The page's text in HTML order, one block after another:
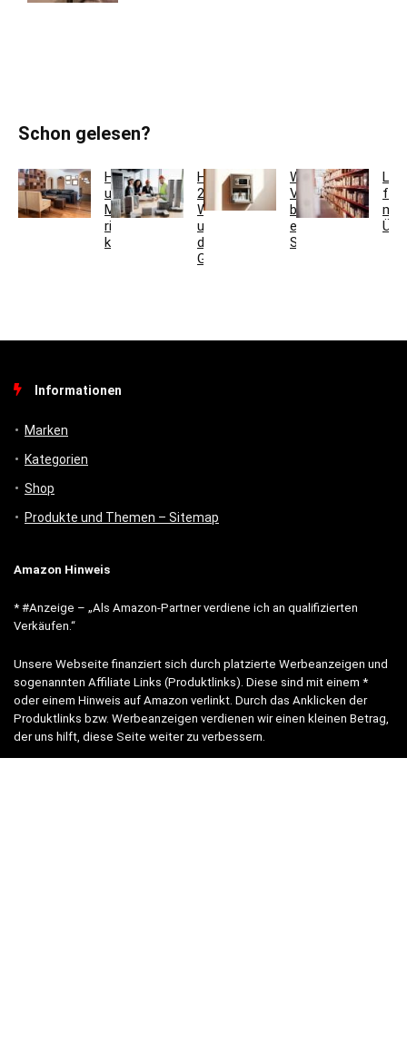
Schon gelesen?
Holzfarben
und
Möbel
richtig
kombinieren
Hausmeisterservice
2.0:
Werkzeugkoffer
und
digitales
Gebäudemanagement
Welche
Vorteile
bietet
ein
Schlüsseltresor?
für
Informationen
Marken
Kategorien
Shop
Produkte und Themen – Sitemap
Amazon Hinweis
* #Anzeige – „Als Amazon-Partner verdiene ich an qualifizierten
Verkäufen.“
Unsere Webseite finanziert sich durch platzierte Werbeanzeigen und
sogenannten Affiliate Links (Produktlinks). Diese sind mit einem *
oder einem Hinweis auf Amazon verlinkt. Durch das Anklicken der
Produktlinks bzw. Werbeanzeigen verdienen wir einen kleinen Betrag,
der uns hilft, diese Seite weiter zu verbessern.